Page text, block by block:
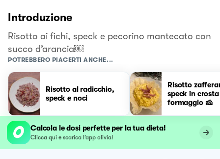
Introduzione
Risotto ai fichi, speck e pecorino mantecato con
succo d’arancia￼
POTREBBERO PIACERTI ANCHE...
Risotto al radicchio,
speck e noci
Risotto
speck in
formaggio 🧀
Calcola le dosi perfette per la tua dieta!
Clicca qui e scarica l’app olivia!